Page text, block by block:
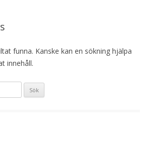
funna. Kanske kan en sökning hjälpa
innehåll.